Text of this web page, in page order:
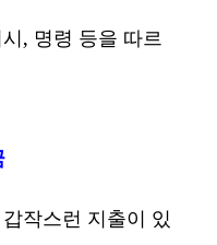
, 명령 등을 따르
작스런 지출이 있